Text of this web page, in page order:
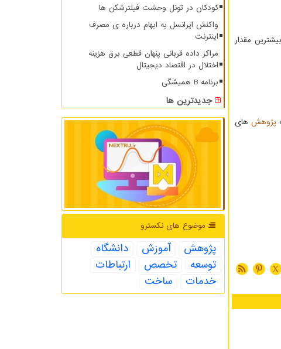
سالهای آینده دارای بیشترین مقدار
پژوهشهای
X
کودکان در تونل وحشت فیلترشکن ها
واکنش ایرانسل به ابهام درباره ی مصرف
اینترنت
مراکز داده قربانی پنهان قطعی برق هزینه
اختلال در اقتصاد دیجیتال
برنامه B همیشگی
جدیدترین ها
موضوع های نكسترو
پژوهش آموزش
دانشگاه
توسعه
تخصص
ارتباطات
خدمات
ساخت